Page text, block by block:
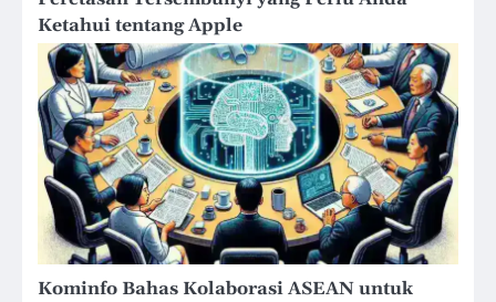
Ketahui tentang Apple
Kominfo Bahas Kolaborasi ASEAN untuk